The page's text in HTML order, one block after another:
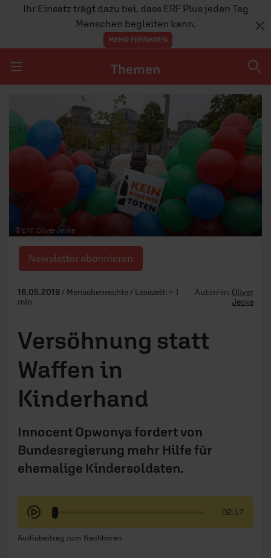
Ihr Einsatz trägt dazu bei, dass ERF Plus jeden Tag
Menschen begleiten kann.
MEHR ERFAHREN
Themen
Themen
DOSSIERS
MENSCHEN
GESELLSCHAFT
TEAM
© ERF, Oliver Jeske
Newsletter abonnieren
16.05.2019 / Menschenrechte / Lesezeit: ~ 1
min
Autor/-in: Oliver
Jeske
Versöhnung statt
Waffen in
Kinderhand
Innocent Opwonya fordert von
Bundesregierung mehr Hilfe für
ehemalige Kindersoldaten.
02:17
Audiobeitrag zum Nachhören